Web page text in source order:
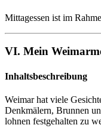
Mittagessen ist im
VI. Mein
Inhaltsbeschreibung
Weimar hat viele
Denkmälern, Brunnen
lohnen festgehalten zu